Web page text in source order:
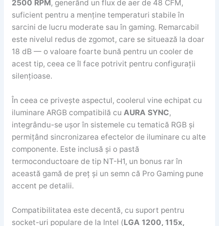
2500 RPM, generând un flux de aer de 48 CFM,
suficient pentru a menține temperaturi stabile în
sarcini de lucru moderate sau în gaming. Remarcabil
este nivelul redus de zgomot, care se situează la doar
18 dB — o valoare foarte bună pentru un cooler de
acest tip, ceea ce îl face potrivit pentru configurații
silențioase.
În ceea ce privește aspectul, coolerul vine echipat cu
iluminare ARGB compatibilă cu AURA SYNC,
integrându-se ușor în sistemele cu tematică RGB și
permițând sincronizarea efectelor de iluminare cu alte
componente. Este inclusă și o pastă
termoconductoare de tip NT-H1, un bonus rar în
această gamă de preț și un semn că Pro Gaming pune
accent pe detalii.
Compatibilitatea este decentă, cu suport pentru
socket-uri populare de la Intel (LGA 1200, 115x,